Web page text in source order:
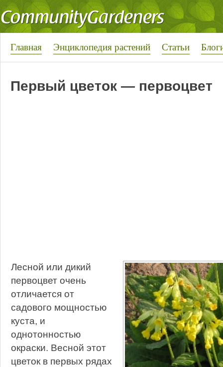
Главная Энциклопедия растений Статьи
Первый цветок — первоцвет
Лесной или дикий
первоцвет очень
отличается от
садового мощностью
куста, и
однотонностью
окраски. Весной этот
цветок в первых рядах